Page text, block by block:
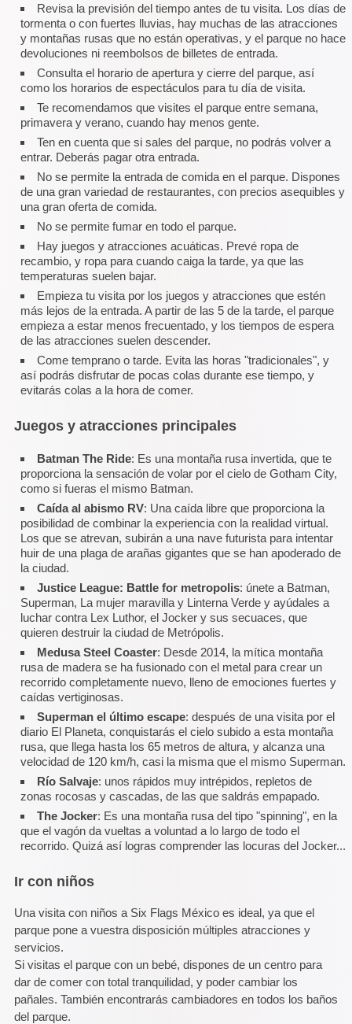
Revisa la previsión del tiempo antes de tu visita. Los días de
tormenta o con fuertes lluvias, hay muchas de las atracciones
y montañas rusas que no están operativas, y el parque no hace
devoluciones ni reembolsos de billetes de entrada.
Consulta el horario de apertura y cierre del parque, así
como los horarios de espectáculos para tu día de visita.
Te recomendamos que visites el parque entre semana,
primavera y verano, cuando hay menos gente.
Ten en cuenta que si sales del parque, no podrás volver a
entrar. Deberás pagar otra entrada.
No se permite la entrada de comida en el parque. Dispones
de una gran variedad de restaurantes, con precios asequibles y
una gran oferta de comida.
No se permite fumar en todo el parque.
Hay juegos y atracciones acuáticas. Prevé ropa de
recambio, y ropa para cuando caiga la tarde, ya que las
temperaturas suelen bajar.
Empieza tu visita por los juegos y atracciones que estén
más lejos de la entrada. A partir de las 5 de la tarde, el parque
empieza a estar menos frecuentado, y los tiempos de espera
de las atracciones suelen descender.
Come temprano o tarde. Evita las horas "tradicionales", y
así podrás disfrutar de pocas colas durante ese tiempo, y
evitarás colas a la hora de comer.
Juegos y atracciones principales
Batman The Ride: Es una montaña rusa invertida, que te
proporciona la sensación de volar por el cielo de Gotham City,
como si fueras el mismo Batman.
Caída al abismo RV: Una caída libre que proporciona la
posibilidad de combinar la experiencia con la realidad virtual.
Los que se atrevan, subirán a una nave futurista para intentar
huir de una plaga de arañas gigantes que se han apoderado de
la ciudad.
Justice League: Battle for metropolis: únete a Batman,
Superman, La mujer maravilla y Linterna Verde y ayúdales a
luchar contra Lex Luthor, el Jocker y sus secuaces, que
quieren destruir la ciudad de Metrópolis.
Medusa Steel Coaster: Desde 2014, la mítica montaña
rusa de madera se ha fusionado con el metal para crear un
recorrido completamente nuevo, lleno de emociones fuertes y
caídas vertiginosas.
Superman el último escape: después de una visita por el
diario El Planeta, conquistarás el cielo subido a esta montaña
rusa, que llega hasta los 65 metros de altura, y alcanza una
velocidad de 120 km/h, casi la misma que el mismo Superman.
Río Salvaje: unos rápidos muy intrépidos, repletos de
zonas rocosas y cascadas, de las que saldrás empapado.
The Jocker: Es una montaña rusa del tipo "spinning", en la
que el vagón da vueltas a voluntad a lo largo de todo el
recorrido. Quizá así logras comprender las locuras del Jocker...
Ir con niños
Una visita con niños a Six Flags México es ideal, ya que el
parque pone a vuestra disposición múltiples atracciones y
servicios.
Si visitas el parque con un bebé, dispones de un centro para
dar de comer con total tranquilidad, y poder cambiar los
pañales. También encontrarás cambiadores en todos los baños
del parque.